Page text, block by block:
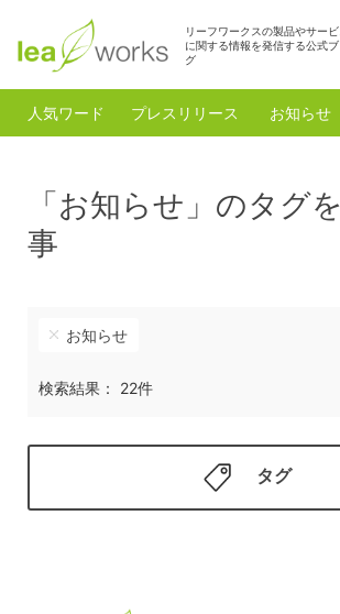
リーフワークスの製品やサービ
に関する情報を発信する公式ブ
グ
人気ワード プレスリリース お知らせ
「お知らせ」のタグ
事
お知らせ
検索結果： 22件
タグ